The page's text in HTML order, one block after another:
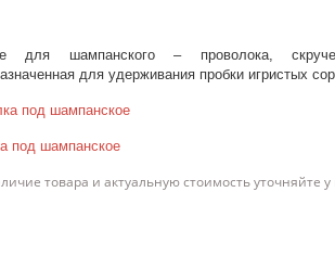
для шампанского – проволока,
для удерживания пробки игристых
под шампанское
под шампанское
товара и актуальную стоимость уточняйте